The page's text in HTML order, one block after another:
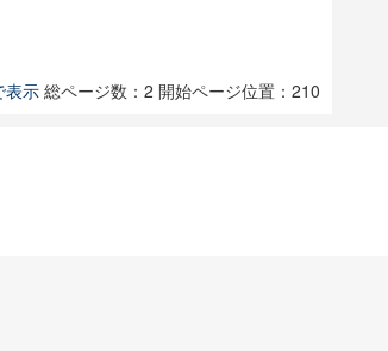
表示総ページ数：2 開始ページ位置：210